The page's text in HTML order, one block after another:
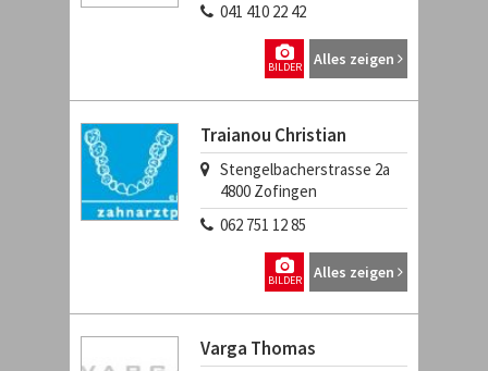
041 410 22 42
Alles zeigen
BILDER
Traianou Christian
Stengelbacherstrasse 2a
4800 Zofingen
062 751 12 85
Alles zeigen
BILDER
Varga Thomas